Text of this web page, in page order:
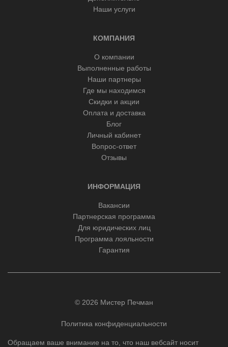
Наши услуги
КОМПАНИЯ
О компании
Выполненные работы
Наши партнеры
Где мы находимся
Скидки и акции
Оплата и доставка
Блог
Личный кабинет
Вопрос-ответ
Отзывы
ИНФОРМАЦИЯ
Вакансии
Партнерская программа
Для юридических лиц
Программа лояльности
Гарантия
© 2026 Мистер Печман
Политика конфиденциальности
Обращаем ваше внимание на то, что наш вебсайт носит